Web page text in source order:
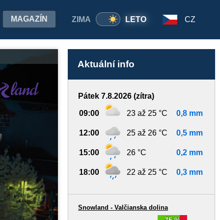
ZIMA LETO
MAGAZÍN CZ
Aktuální info
Pátek 7.8.2026 (zítra)
09:00 23 až 25 °C 0,8 mm
12:00 25 až 26 °C 0,5 mm
15:00 26 °C 0,2 mm
18:00 22 až 25 °C 0,3 mm
Snowland - Valčianska dolina